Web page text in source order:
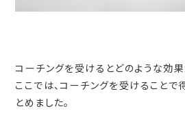
コーチングを受けるとどのような効
ここでは、コーチングを受けること
とめました。